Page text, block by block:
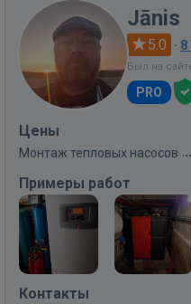
Jānis
5.0 · 8
Был на
PRO
Цены
Монтаж тепловых насосов
Примеры работ
Контакты